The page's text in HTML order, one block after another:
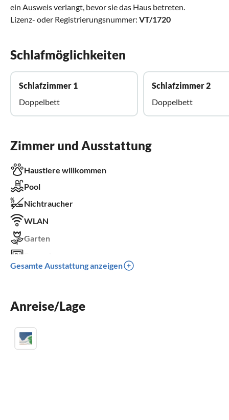
ein Ausweis verlangt, bevor sie das Haus betreten.
Lizenz- oder Registrierungsnummer: VT/1720
Schlafmöglichkeiten
Schlafzimmer 1
Doppelbett
Schlafzimmer 2
Doppelbett
Zimmer und Ausstattung
Haustiere willkommen
Pool
Nichtraucher
WLAN
Garten
Terrasse
Waschmaschine
Gesamte Ausstattung anzeigen
Anreise/Lage